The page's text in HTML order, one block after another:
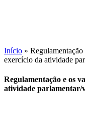
Início » Regulamentação
exercício da atividade
Regulamentação e os
atividade parlamentar/